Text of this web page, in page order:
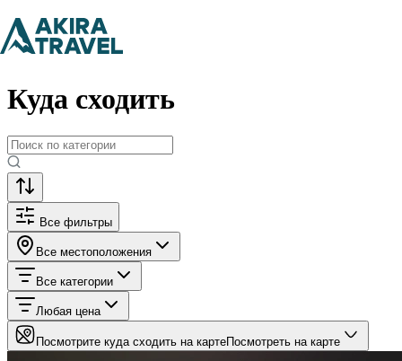
Главная
Куда сходить
Куда сходить
Все фильтры
Все местоположения
Все категории
Любая цена
Посмотрите куда сходить на картеПосмотреть на карте